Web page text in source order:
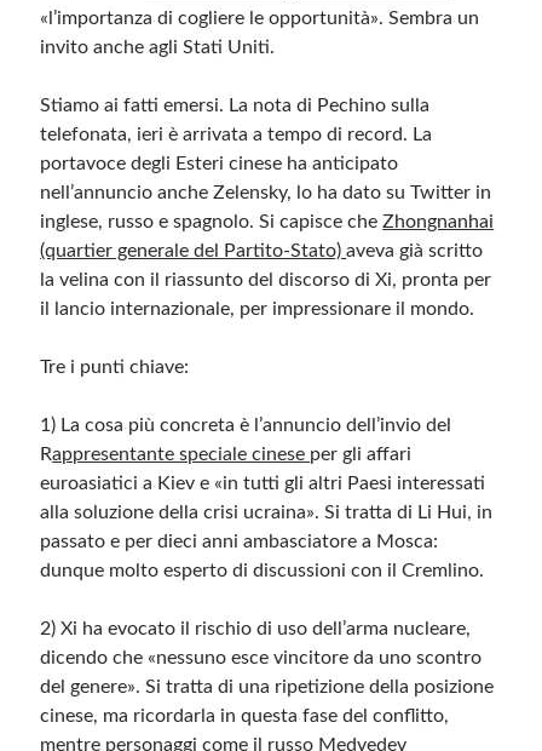
«l’importanza di cogliere le opportunità». Sembra un
invito anche agli Stati Uniti.
Stiamo ai fatti emersi. La nota di Pechino sulla
telefonata, ieri è arrivata a tempo di record. La
portavoce degli Esteri cinese ha anticipato
nell’annuncio anche Zelensky, lo ha dato su Twitter in
inglese, russo e spagnolo. Si capisce cheZhongnanhai
(quartier generale del Partito-Stato)aveva già scritto
la velina con il riassunto del discorso di Xi, pronta per
il lancio internazionale, per impressionare il mondo.
Tre i punti chiave:
1) La cosa più concreta è l’annuncio dell’invio del
Rappresentante speciale cinese per gli affari
euroasiatici a Kiev e «in tutti gli altri Paesi interessati
alla soluzione della crisi ucraina». Si tratta di Li Hui, in
passato e per dieci anni ambasciatore a Mosca:
dunque molto esperto di discussioni con il Cremlino.
2) Xi ha evocato il rischio di uso dell’arma nucleare,
dicendo che «nessuno esce vincitore da uno scontro
del genere».Si tratta di una ripetizione della posizione
cinese, ma ricordarla in questa fase del conflitto,
mentre personaggi come il russo Medvedev